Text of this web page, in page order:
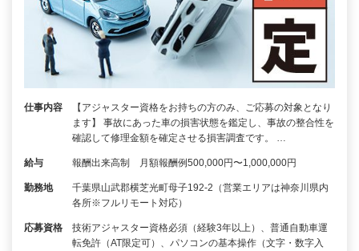
仕事内容
【アジャスター資格をお持ちの方のみ、ご応募の対象となり
ます】 事故にあった車の損害状態を鑑定し、事故の整合性を
確認して修理金額を確定させる損害調査です。 …
給与 報酬出来高制 月額報酬例500,000円〜1,000,000円
勤務地
千葉県山武郡横芝光町母子192-2（営業エリアは神奈川県内
各所※フルリモート対応）
応募資格
技術アジャスター資格必須（経験3年以上）、普通自動車運
転免許（AT限定可）、パソコンの基本操作（文字・数字入